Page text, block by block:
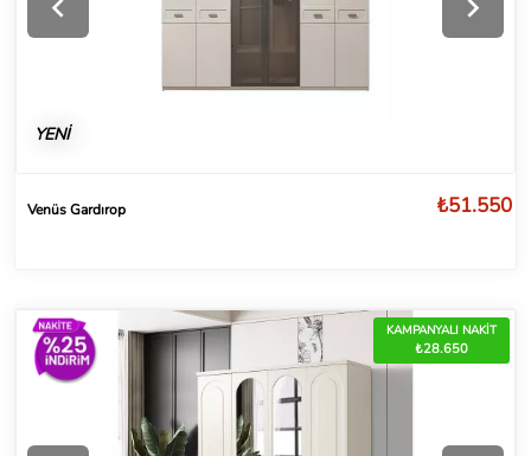
YENİ
Venüs Gardırop ₺51.550
KAMPANYALI NAKİT
₺28.650